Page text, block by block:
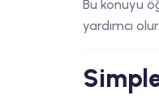
Bu konuyu
yardımcı